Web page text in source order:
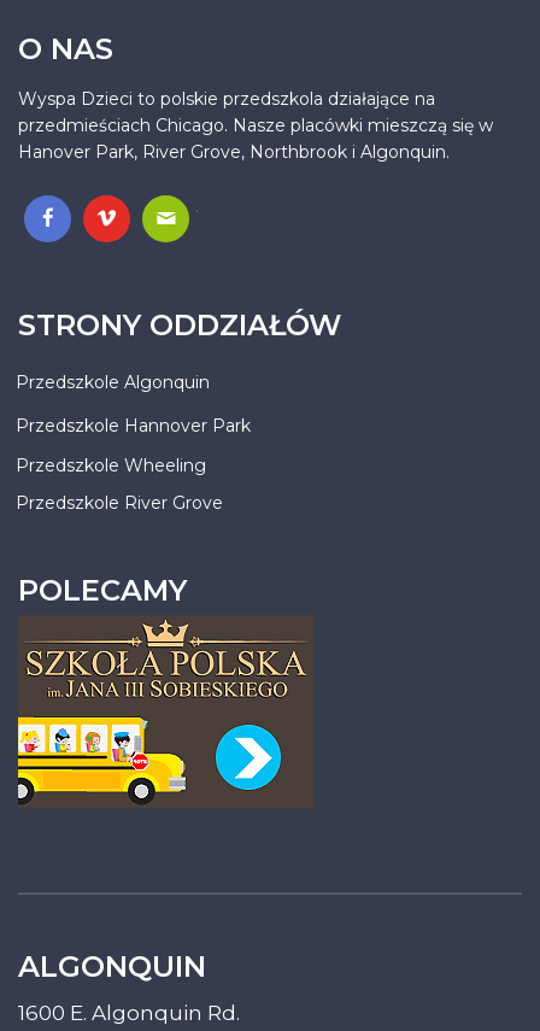
O NAS
Wyspa Dzieci to polskie przedszkola działające na
przedmieściach Chicago. Nasze placówki mieszczą się w
Hanover Park, River Grove, Northbrook i Algonquin.
.
STRONY ODDZIAŁÓW
Przedszkole Algonquin
Przedszkole Hannover Park
Przedszkole Wheeling
Przedszkole River Grove
POLECAMY
ALGONQUIN
1600 E. Algonquin Rd.